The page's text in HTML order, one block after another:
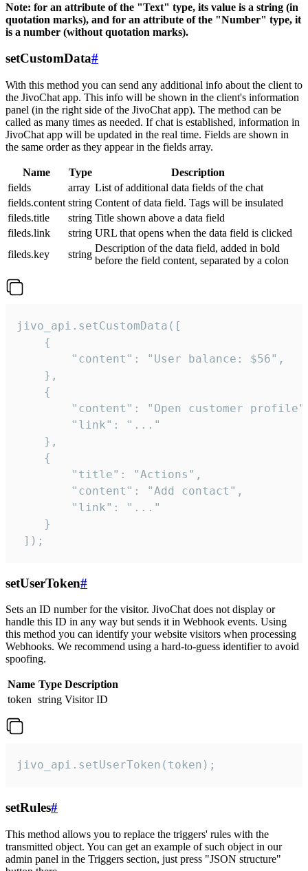
Note: for an attribute of the "Text" type, its value is a string (in
quotation marks), and for an attribute of the "Number" type, it
is a number (without quotation marks).
setCustomData#
With this method you can send any additional info about the client to
the JivoChat app. This info will be shown in the client's information
panel (in the right side of the JivoChat app). The method can be
called as many times as needed. If chat is established, information in
JivoChat app will be updated in the real time. Fields are shown in
the same order as they appear in the fields array.
Name Type
Description
fields
array List of additional data fields of the chat
fields.content string Content of data field. Tags will be insulated
fileds.title
string Title shown above a data field
fileds.link
string URL that opens when the data field is clicked
fileds.key
string
Description of the data field, added in bold
before the field content, separated by a colon
jivo_api.setCustomData([
    {
        "content": "User balance: $56",
    },
    {
"content": "Open customer
        "link": "..."
    },
    {
        "title": "Actions",
        "content": "Add contact",
        "link": "..."
    }
]);
setUserToken#
Sets an ID number for the visitor. JivoChat does not display or
handle this ID in any way but sends it in Webhook events. Using
this method you can identify your website visitors when processing
Webhooks. We recommend using a hard-to-guess identifier to avoid
spoofing.
Name Type Description
token string Visitor ID
jivo_api.setUserToken(token);
setRules#
This method allows you to replace the triggers' rules with the
transmitted object. You can get an example of such object in our
admin panel in the Triggers section, just press "JSON structure"